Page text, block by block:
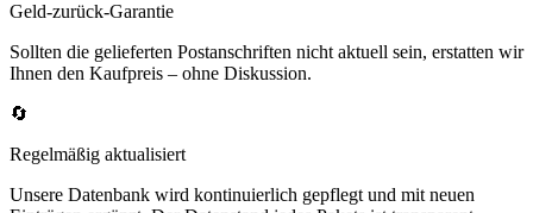
Geld-zurück-Garantie
Sollten die gelieferten Postanschriften nicht aktuell sein, erstatten wir
Ihnen den Kaufpreis – ohne Diskussion.
🔄
Regelmäßig aktualisiert
Unsere Datenbank wird kontinuierlich gepflegt und mit neuen